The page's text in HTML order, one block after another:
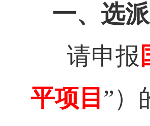
一、 选
请申报
平项目 ”）